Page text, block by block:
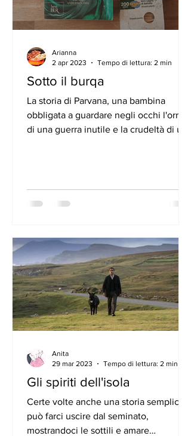
Sotto il burqa
La storia di Parvana, una bambina
obbligata a guardare negli occhi l'orrore
di una guerra inutile e la crudeltà di una
Arianna
2 apr 2023
Tempo di lettura: 2 min
Gli spiriti dell'isola
Certe volte anche una storia semplice
può farci uscire dal seminato,
mostrandoci le sottili e amare
Anita
29 mar 2023
Tempo di lettura: 2 min